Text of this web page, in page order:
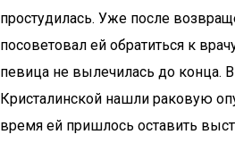
простудилась. Уже после
посоветовал ей обратиться к
певица не вылечилась до конца.
Кристалинской нашли раковую
время ей пришлось оставить